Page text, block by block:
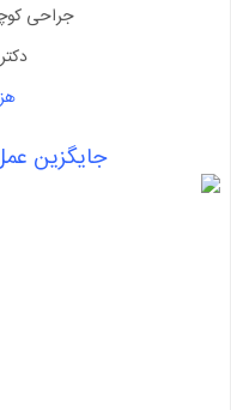
جراحی
جایگزین